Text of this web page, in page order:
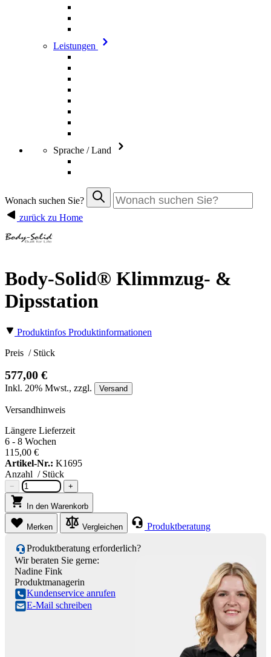
Leistungen
Sprache / Land
Wonach suchen Sie?
zurück zu Home
Body-Solid® Klimmzug- &
Dipsstation
Produktinfos Produktinformationen
Preis / Stück
577,00 €
Inkl. 20% Mwst., zzgl. Versand
Versandhinweis
Längere Lieferzeit
6 - 8 Wochen
115,00 €
Artikel-Nr.: K1695
Anzahl / Stück
− +
In den Warenkorb
Merken Vergleichen Produktberatung
Produktberatung erforderlich?
Wir beraten Sie gerne:
Nadine Fink
Produktmanagerin
Kundenservice anrufen
E-Mail schreiben